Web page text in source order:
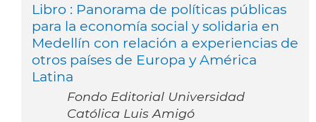
Libro : Panorama de políticas públicas
para la economía social y solidaria en
Medellín con relación a experiencias de
otros países de Europa y América
Latina
Fondo Editorial Universidad
Católica Luis Amigó